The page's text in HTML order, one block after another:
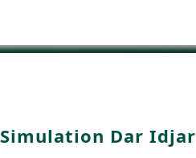
Simulation Dar Idjar